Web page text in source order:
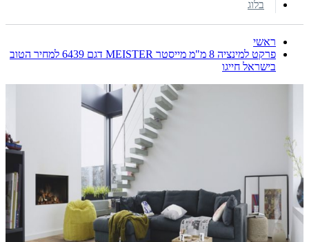
בלוג
ראשי
פרקט למינציה 8 מ"מ מייסטר MEISTER דגם 6439 למחיר הטוב
בישראל חייגו